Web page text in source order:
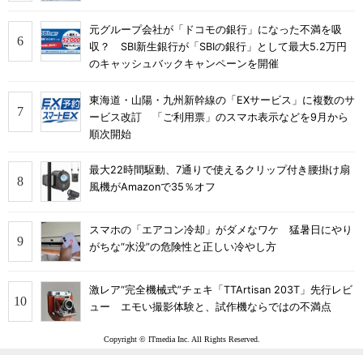
元グループ会社が「ドコモの銀行」になった不満を吸
収？ SBI新生銀行が「SBIの銀行」として最大5.2万円
のキャッシュバックキャンペーンを開催
東海道・山陽・九州新幹線の「EXサービス」に複数のサ
ービス改訂 「ご利用票」のスマホ表示などを9月から
順次開始
最大22時間駆動、7通りで使えるクリップ付き腰掛け扇
風機がAmazonで35％オフ
スマホの「エアコン冷却」がダメなワケ 猛暑日にやり
がちな“水没”の危険性と正しい冷やし方
激レア“完全機械式”チェキ「TTArtisan 203T」先行レビ
ュー エモい撮影体験と、試作機ならではの不満点
Copyright © ITmedia Inc. All Rights Reserved.